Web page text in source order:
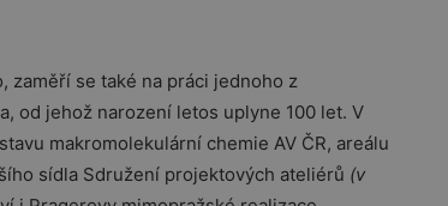
zaměří se také na práci jednoho z
od jehož narození letos uplyne 100 let. V
makromolekulární chemie AV ČR, areálu
sídla Sdružení projektových ateliérů (v